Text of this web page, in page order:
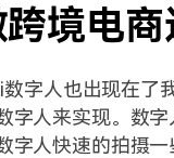
境电商
字人也出现在了
字人来实现。数
字人快速的拍摄